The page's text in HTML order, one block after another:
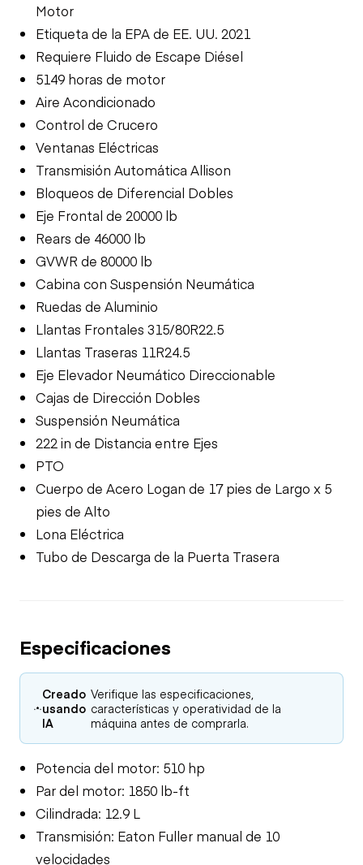
Motor
Etiqueta de la EPA de EE. UU. 2021
Requiere Fluido de Escape Diésel
5149 horas de motor
Aire Acondicionado
Control de Crucero
Ventanas Eléctricas
Transmisión Automática Allison
Bloqueos de Diferencial Dobles
Eje Frontal de 20000 lb
Rears de 46000 lb
GVWR de 80000 lb
Cabina con Suspensión Neumática
Ruedas de Aluminio
Llantas Frontales 315/80R22.5
Llantas Traseras 11R24.5
Eje Elevador Neumático Direccionable
Cajas de Dirección Dobles
Suspensión Neumática
222 in de Distancia entre Ejes
PTO
Cuerpo de Acero Logan de 17 pies de Largo x 5
pies de Alto
Lona Eléctrica
Tubo de Descarga de la Puerta Trasera
Especificaciones
Creado
usando
IA
Verifique las especificaciones,
características y operatividad de la
máquina antes de comprarla.
Potencia del motor: 510 hp
Par del motor: 1850 lb-ft
Cilindrada: 12.9 L
Transmisión: Eaton Fuller manual de 10
velocidades